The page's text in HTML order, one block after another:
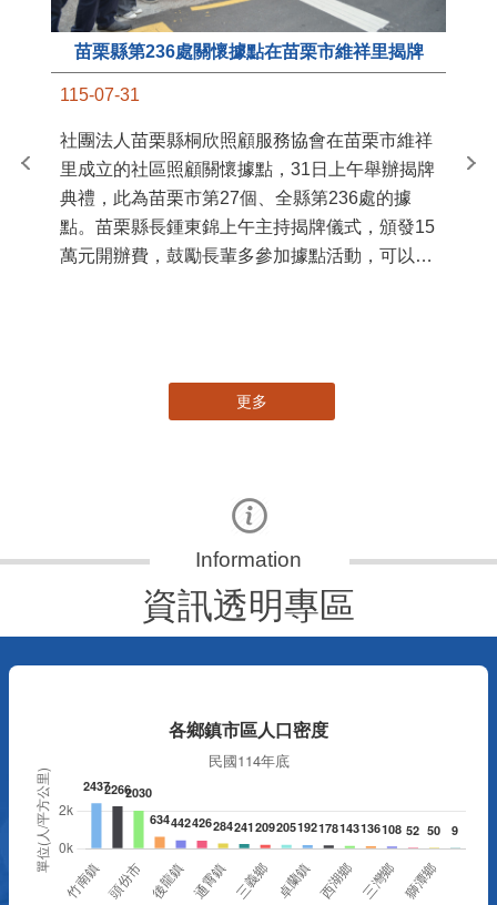
苗栗縣第236處關懷據點在苗栗市維祥里揭牌
115-07-31
社團法人苗栗縣桐欣照顧服務協會在苗栗市維祥
里成立的社區照顧關懷據點，31日上午舉辦揭牌
典禮，此為苗栗市第27個、全縣第236處的據
點。苗栗縣長鍾東錦上午主持揭牌儀式，頒發15
萬元開辦費，鼓勵長輩多參加據點活動，可以更
苗
更多
資訊透明專區